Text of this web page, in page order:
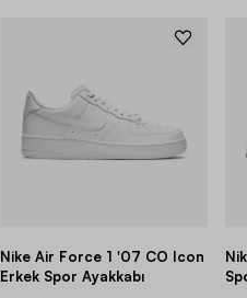
Nike Air Force 1 '07 CO Icon
Erkek Spor Ayakkabı